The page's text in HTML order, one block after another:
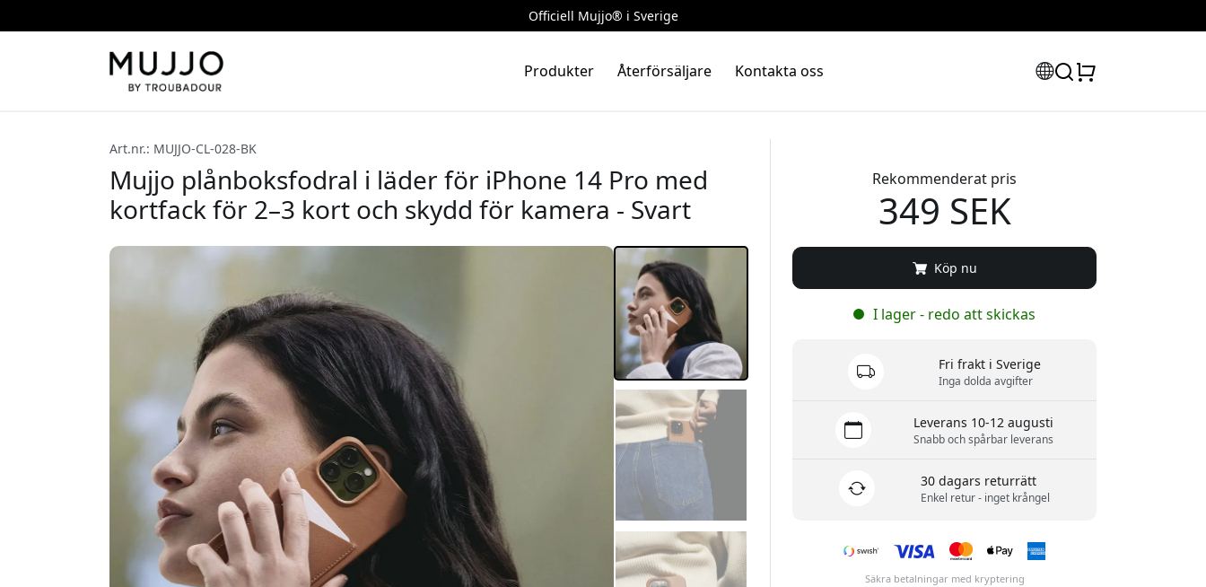
Officiell Mujjo® i Sverige
Produkter Återförsäljare Kontakta oss
Art.nr.: MUJJO-CL-028-BK
Mujjo plånboksfodral i läder för iPhone 14 Pro med
kortfack för 2–3 kort och skydd för kamera - Svart
Rekommenderat pris
349 SEK
Köp nu
I lager - redo att skickas
Fri frakt i Sverige
Inga dolda avgifter
Leverans 10-12 augusti
Snabb och spårbar leverans
30 dagars returrätt
Enkel retur - inget krångel
Säkra betalningar med kryptering